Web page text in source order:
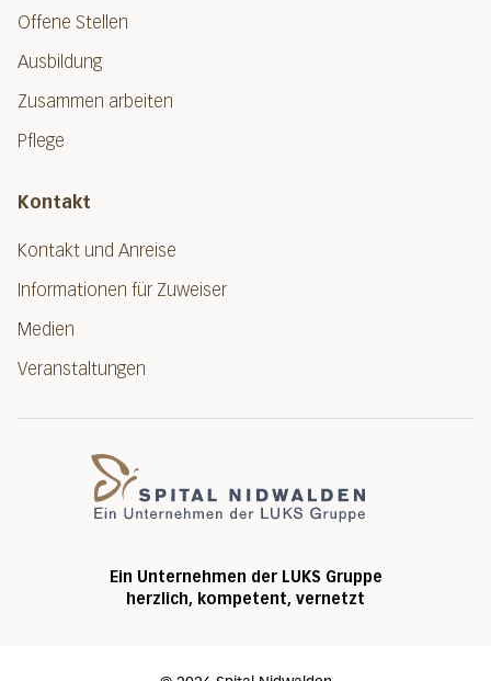
Offene Stellen
Ausbildung
Zusammen arbeiten
Pflege
Kontakt
Kontakt und Anreise
Informationen für Zuweiser
Medien
Veranstaltungen
Ein Unternehmen der LUKS Gruppe
herzlich, kompetent, vernetzt